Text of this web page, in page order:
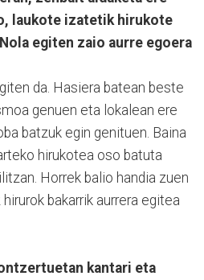
laukote izatetik hirukote
egiten zaio aurre egoera
da. Hasiera batean beste
genuen eta lokalean ere
batzuk egin genituen. Baina
hirukotea oso batuta
Horrek balio handia zuen
bakarrik aurrera egitea
kantari eta